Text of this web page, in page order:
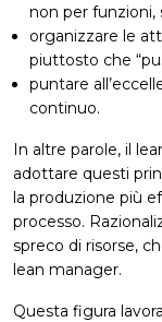
non per funzioni,
organizzare le
piuttosto che
puntare
continuo.
In altre parole, il
adottare questi
la produzione più
processo.
spreco di risorse,
lean manager.
Questa figura